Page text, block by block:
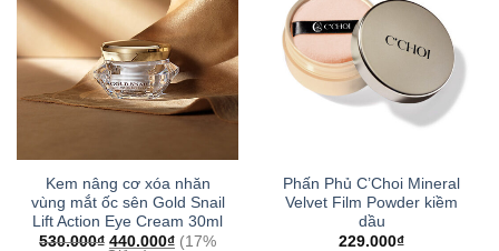
Kem nâng cơ xóa nhăn
vùng mắt ốc sên Gold Snail
Lift Action Eye Cream 30ml
530.000₫ 440.000₫ (17%
Phấn Phủ C’Choi Mineral
Velvet Film Powder kiềm
dầu
229.000₫